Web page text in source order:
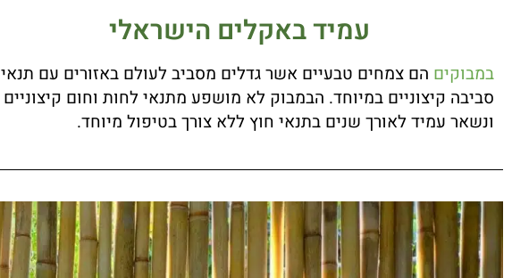
עמיד באקלים הישראלי
במבוקים הם צמחים טבעיים אשר גדלים מסביב לעולם באזורים עם תנאי
סביבה קיצוניים במיוחד. הבמבוק לא מושפע מתנאי לחות וחום קיצוניים
ונשאר עמיד לאורך שנים בתנאי חוץ ללא צורך בטיפול מיוחד.